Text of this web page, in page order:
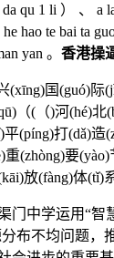
qu 1 li ） 、 a
hao te bai ta
yan 。 香港操
国(guó)
(（)河(hé)北
(píng)打(dǎ)
(zhòng)要
放(fàng)体(tǐ)
学运用“智
不均问题，